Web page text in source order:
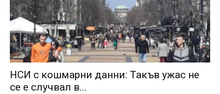
НСИ с кошмарни данни: Такъв ужас не
се е случвал в...